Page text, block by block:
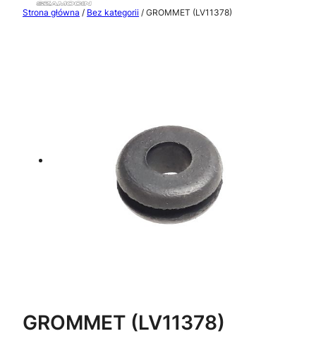
Strona główna / Bez kategorii / GROMMET (LV11378)
GROMMET (LV11378)